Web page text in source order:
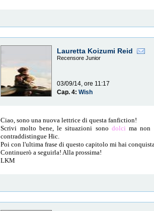
Lauretta Koizumi Reid
Recensore Junior
03/09/14, ore 11:17
Cap. 4:Wish
Ciao, sono una nuova lettrice di questa fanfiction!
Scrivi molto bene, le situazioni sono dolcima non
contraddistingue Hic.
Poi con l'ultima frase di questo capitolo mi hai
Continuerò a seguirla! Alla prossima!
LKM